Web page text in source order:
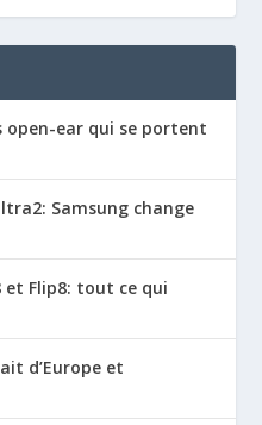
open-ear qui se portent
Samsung change
et Flip8: tout ce qui
d’Europe et